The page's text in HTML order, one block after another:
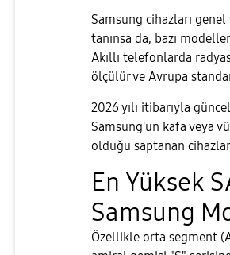
Samsung cihazları
tanınsa da, bazı
Akıllı telefonlarda
ölçülür ve Avrupa
​2026 yılı itibarıyla
Samsung'un kafa veya
olduğu saptanan
​En Yüksek
Samsung
​Özellikle orta segment